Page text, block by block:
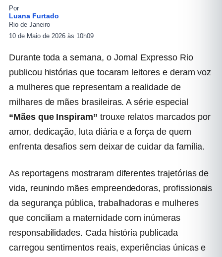
Por
Luana Furtado
Rio de Janeiro
10 de Maio de 2026 às 10h09
Durante toda a semana, o Jornal Expresso Rio
publicou histórias que tocaram leitores e deram voz
a mulheres que representam a realidade de
milhares de mães brasileiras. A série especial
“Mães que Inspiram” trouxe relatos marcados por
amor, dedicação, luta diária e a força de quem
enfrenta desafios sem deixar de cuidar da família.
As reportagens mostraram diferentes trajetórias de
vida, reunindo mães empreendedoras, profissionais
da segurança pública, trabalhadoras e mulheres
que conciliam a maternidade com inúmeras
responsabilidades. Cada história publicada
carregou sentimentos reais, experiências únicas e